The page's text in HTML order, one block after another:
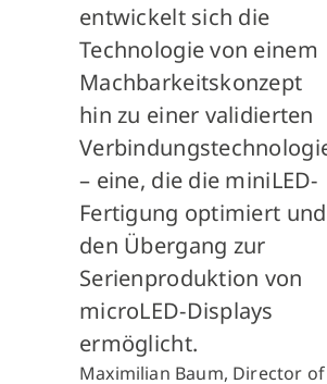
entwickelt sich die
Technologie von einem
Machbarkeitskonzept
hin zu einer validierten
– eine, die die miniLED-
Fertigung optimiert und
den Übergang zur
Serienproduktion von
microLED-Displays
ermöglicht.
Maximilian Baum, Director of